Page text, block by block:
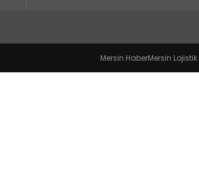
Mersin HaberMersin Lojistik